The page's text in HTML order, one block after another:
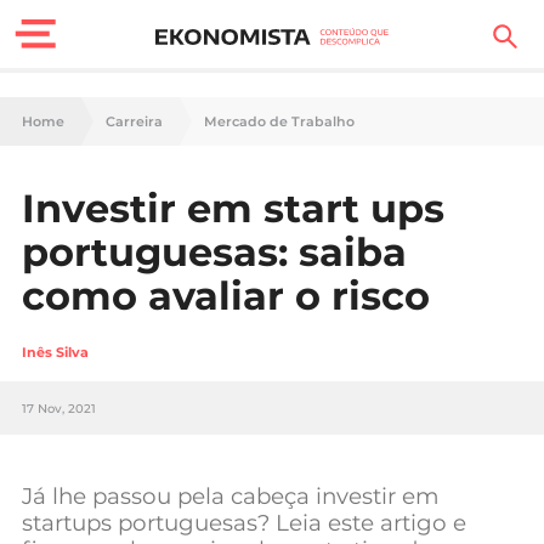
Finanças Pessoais
Carreira
Casa
Lifestyle
Sociedade
Negócios
Home Carreira Mercado de Trabalho
Investir em start ups
portuguesas: saiba
como avaliar o risco
Inês Silva
17 Nov, 2021
Já lhe passou pela cabeça investir em
startups portuguesas? Leia este artigo e